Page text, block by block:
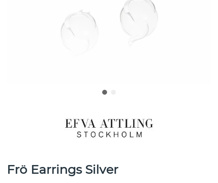
Frö Earrings Silver